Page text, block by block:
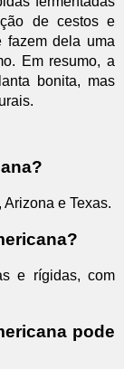
de cestos e
fazem dela uma
Em resumo, a
bonita, mas
e Texas.
e rígidas, com
pode